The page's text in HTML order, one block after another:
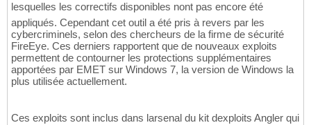
lesquelles les correctifs disponibles nont pas encore été
appliqués. Cependant cet outil a été pris à revers par les
cybercriminels, selon des chercheurs de la firme de sécurité
FireEye. Ces derniers rapportent que de nouveaux exploits
permettent de contourner les protections supplémentaires
apportées par EMET sur Windows 7, la version de Windows la
plus utilisée actuellement.
Ces exploits sont inclus dans larsenal du kit dexploits Angler qui